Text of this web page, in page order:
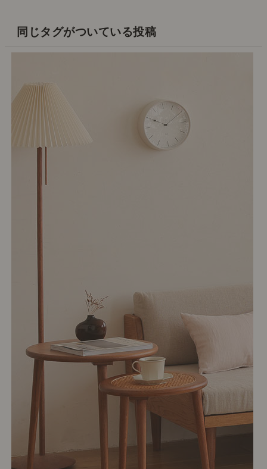
同じタグがついている投稿